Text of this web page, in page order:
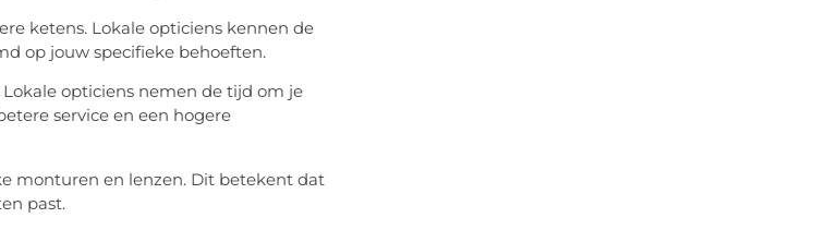
ketens. Lokale opticiens kennen de
op jouw specifieke behoeften.
opticiens nemen de tijd om je
service en een hogere
monturen en lenzen. Dit betekent dat
past.